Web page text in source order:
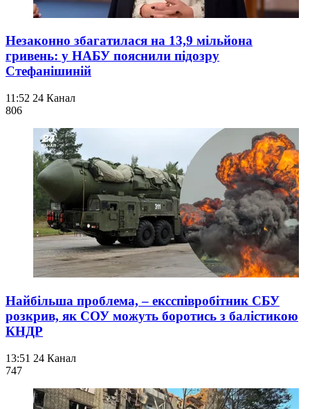
Незаконно збагатилася на 13,9 мільйона
гривень: у НАБУ пояснили підозру
Стефанішиній
11:52 24 Канал
806
Найбільша проблема, – ексспівробітник СБУ
розкрив, як СОУ можуть боротись з балістикою
КНДР
13:51 24 Канал
747